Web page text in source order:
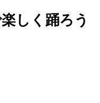
しく踊ろう